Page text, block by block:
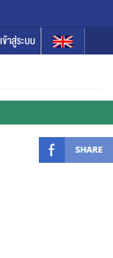
เข้าสู่ระบบ